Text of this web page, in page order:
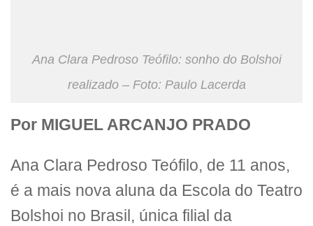
Ana Clara Pedroso Teófilo: sonho do Bolshoi
realizado – Foto: Paulo Lacerda
Por MIGUEL ARCANJO PRADO
Ana Clara Pedroso Teófilo, de 11 anos,
é a mais nova aluna da Escola do Teatro
Bolshoi no Brasil, única filial da